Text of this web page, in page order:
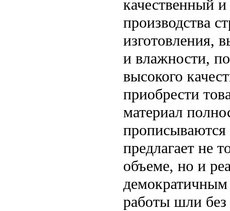
качественный
производства
изготовления,
и влажности,
высокого
приобрести
материал
предлагает не
объеме, но и
демократичным
работы шли без